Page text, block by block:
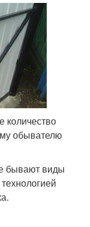
количество
обывателю
бывают виды